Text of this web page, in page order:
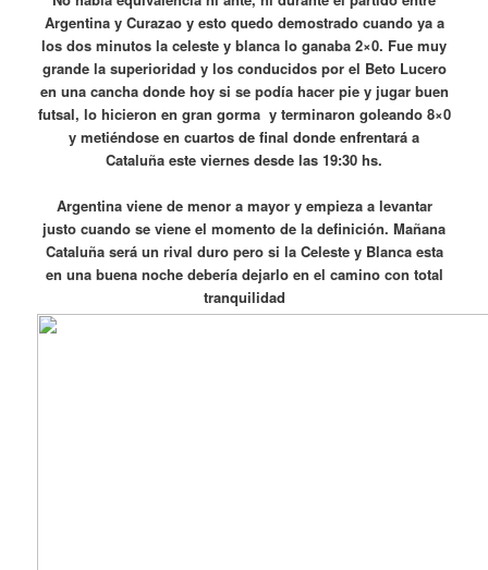
Argentina y Curazao y esto quedo demostrado cuando ya a
los dos minutos la celeste y blanca lo ganaba 2×0. Fue muy
grande la superioridad y los conducidos por el Beto Lucero
en una cancha donde hoy si se podía hacer pie y jugar buen
futsal, lo hicieron en gran gorma y terminaron goleando 8×0
y metiéndose en cuartos de final donde enfrentará a
Cataluña este viernes desde las 19:30 hs.
Argentina viene de menor a mayor y empieza a levantar
justo cuando se viene el momento de la definición. Mañana
Cataluña será un rival duro pero si la Celeste y Blanca esta
en una buena noche debería dejarlo en el camino con total
tranquilidad